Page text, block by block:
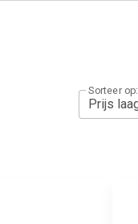
Sorteer op: